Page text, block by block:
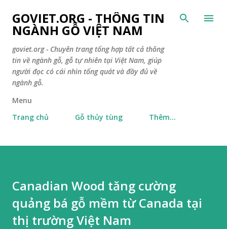
Chuyển đến nội dung chính
GOVIET.ORG - THÔNG TIN
NGÀNH GỖ VIỆT NAM
goviet.org - Chuyên trang tổng hợp tất cả thông
tin về ngành gỗ, gỗ tự nhiên tại Việt Nam, giúp
người đọc có cái nhìn tổng quát và đầy đủ về
ngành gỗ.
Menu
Trang chủ
Gỗ thủy tùng Thêm…
Canadian Wood tăng cường
quảng bá gỗ mềm từ Canada tại
thị trường Việt Nam